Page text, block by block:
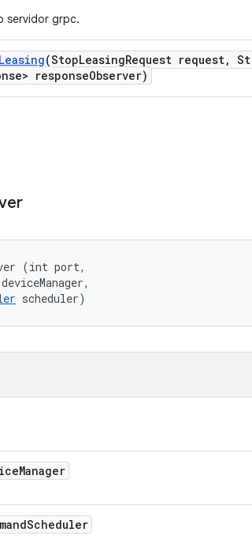
servidor grpc.
Leasing(StopLeasingRequest request,
responseObserver)
(int port,
deviceManager,
scheduler)
Manager
Scheduler